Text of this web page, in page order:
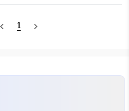
군복무를 했는데요.
가 빠뜨렸는지 소위
파이와 라면 뽀그리..
navigate_before 1 navigate_next